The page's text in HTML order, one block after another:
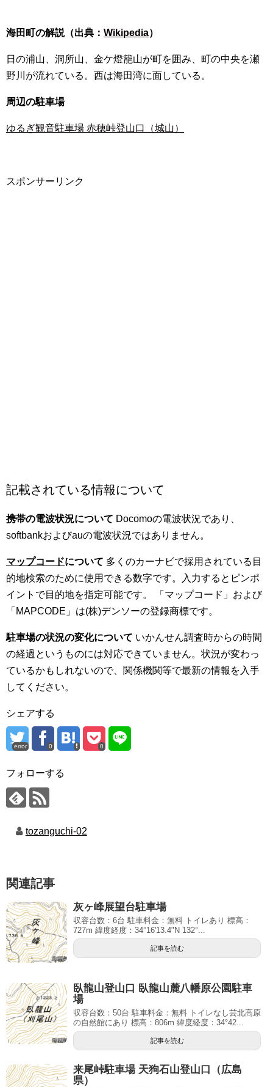
海田町の解説（出典： Wikipedia）
日の浦山、洞所山、金ケ燈籠山が町を囲み、町の中央を瀬
野川が流れている。西は海田湾に面している。
周辺の駐車場
ゆるぎ観音駐車場 赤穂峠登山口（城山）
スポンサーリンク
記載されている情報について
携帯の電波状況について Docomoの電波状況であり、
softbankおよびauの電波状況ではありません。
マップコードについて 多くのカーナビで採用されている目
的地検索のために使用できる数字です。入力するとピンポ
イントで目的地を指定可能です。 「マップコード」および
「MAPCODE」は(株)デンソーの登録商標です。
駐車場の状況の変化について いかんせん調査時からの時間
の経過というものには対応できていません。状況が変わっ
ているかもしれないので、関係機関等で最新の情報を入手
してください。
シェアする
error 0 0
フォローする
tozanguchi-02
関連記事
灰ヶ峰展望台駐車場
収容台数：6台 駐車料金：無料 トイレあり 標高：
727m 緯度経度：34°16'13.4"N 132°...
記事を読む
臥龍山登山口 臥龍山麓八幡原公園駐車
場
収容台数：50台 駐車料金：無料 トイレなし芸北高原
の自然館にあり 標高：806m 緯度経度：34°42...
記事を読む
来尾峠駐車場 天狗石山登山口（広島
県）